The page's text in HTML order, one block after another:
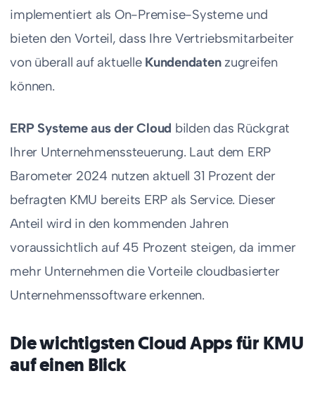
implementiert als On-Premise-Systeme und
bieten den Vorteil, dass Ihre Vertriebsmitarbeiter
von überall auf aktuelle Kundendatenzugreifen
können.
ERP Systeme aus der Cloud bilden das Rückgrat
Ihrer Unternehmenssteuerung. Laut dem ERP
Barometer 2024 nutzen aktuell 31 Prozent der
befragten KMU bereits ERP als Service. Dieser
Anteil wird in den kommenden Jahren
voraussichtlich auf 45 Prozent steigen, da immer
mehr Unternehmen die Vorteile cloudbasierter
Unternehmenssoftware erkennen.
Die wichtigsten Cloud Apps für KMU
auf einen Blick